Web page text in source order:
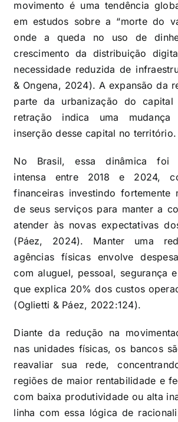
movimento é uma tendência
em estudos sobre a “morte do
onde a queda no uso de
crescimento da distribuição
necessidade reduzida de
& Ongena, 2024). A expansão da
parte da urbanização do capital
retração indica uma
inserção desse capital no território.
No Brasil, essa dinâmica foi
intensa entre 2018 e 2024,
financeiras investindo fortemente
de seus serviços para manter a
atender às novas expectativas
(Páez, 2024). Manter uma
agências físicas envolve
com aluguel, pessoal, segurança
que explica 20% dos custos
(Oglietti & Páez, 2022:124).
Diante da redução na
nas unidades físicas, os bancos
reavaliar sua rede,
regiões de maior rentabilidade e
com baixa produtividade ou alta
linha com essa lógica de